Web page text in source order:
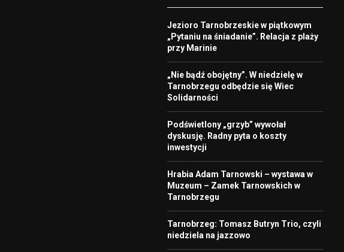
Jezioro Tarnobrzeskie w piątkowym
„Pytaniu na śniadanie”. Relacja z plaży
przy Marinie
„Nie bądź obojętny”. W niedzielę w
Tarnobrzegu odbędzie się Wiec
Solidarności
Podświetlony „grzyb” wywołał
dyskusję. Radny pyta o koszty
inwestycji
Hrabia Adam Tarnowski – wystawa w
Muzeum – Zamek Tarnowskich w
Tarnobrzegu
Tarnobrzeg: Tomasz Butryn Trio, czyli
niedziela na jazzowo